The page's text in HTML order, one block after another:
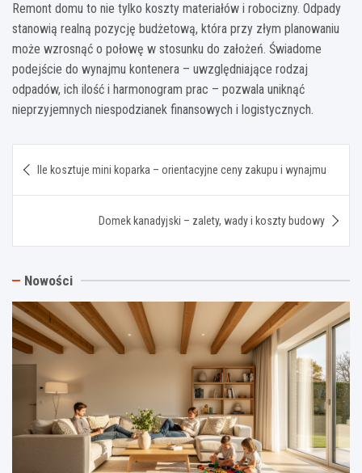
Remont domu to nie tylko koszty materiałów i robocizny. Odpady
stanowią realną pozycję budżetową, która przy złym planowaniu
może wzrosnąć o połowę w stosunku do założeń. Świadome
podejście do wynajmu kontenera – uwzględniające rodzaj
odpadów, ich ilość i harmonogram prac – pozwala uniknąć
nieprzyjemnych niespodzianek finansowych i logistycznych.
wpisu
Ile kosztuje mini koparka – orientacyjne ceny zakupu i wynajmu
Domek kanadyjski – zalety, wady i koszty budowy
Nowości